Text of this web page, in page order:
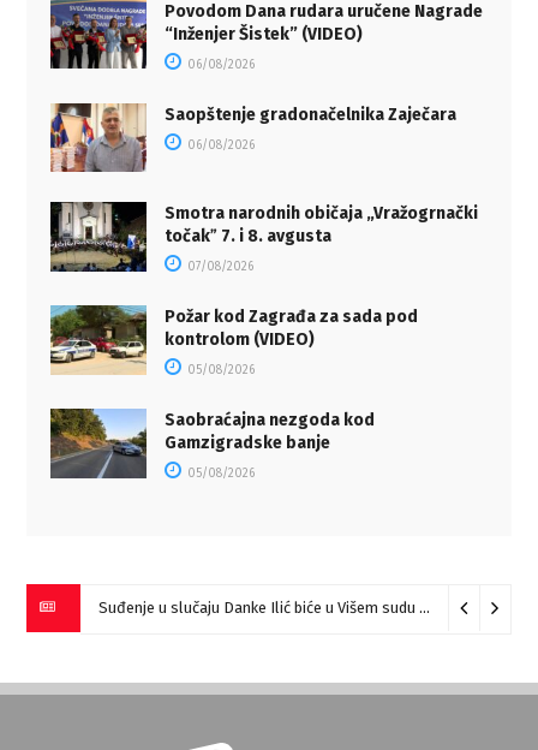
Povodom Dana rudara uručene Nagrade
“Inženjer Šistek” (VIDEO)
06/08/2026
Saopštenje gradonačelnika Zaječara
06/08/2026
Smotra narodnih običaja „Vražogrnački
točakˮ 7. i 8. avgusta
07/08/2026
Požar kod Zagrađa za sada pod
kontrolom (VIDEO)
05/08/2026
Saobraćajna nezgoda kod
Gamzigradske banje
05/08/2026
Suđenje u slučaju Danke Ilić biće u Višem sudu u Negotinu?